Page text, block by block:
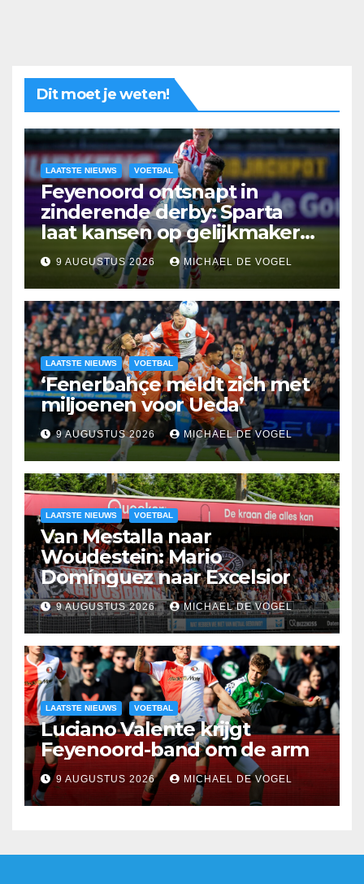
Dit moet je weten!
LAATSTE NIEUWS VOETBAL
Feyenoord ontsnapt in
zinderende derby: Sparta
laat kansen op gelijkmaker
liggen
9 AUGUSTUS 2026 MICHAEL DE VOGEL
LAATSTE NIEUWS VOETBAL
‘Fenerbahçe meldt zich met
miljoenen voor Ueda’
9 AUGUSTUS 2026 MICHAEL DE VOGEL
LAATSTE NIEUWS VOETBAL
Van Mestalla naar
Woudestein: Mario
Domínguez naar Excelsior
9 AUGUSTUS 2026 MICHAEL DE VOGEL
LAATSTE NIEUWS VOETBAL
Luciano Valente krijgt
Feyenoord-band om de arm
9 AUGUSTUS 2026 MICHAEL DE VOGEL